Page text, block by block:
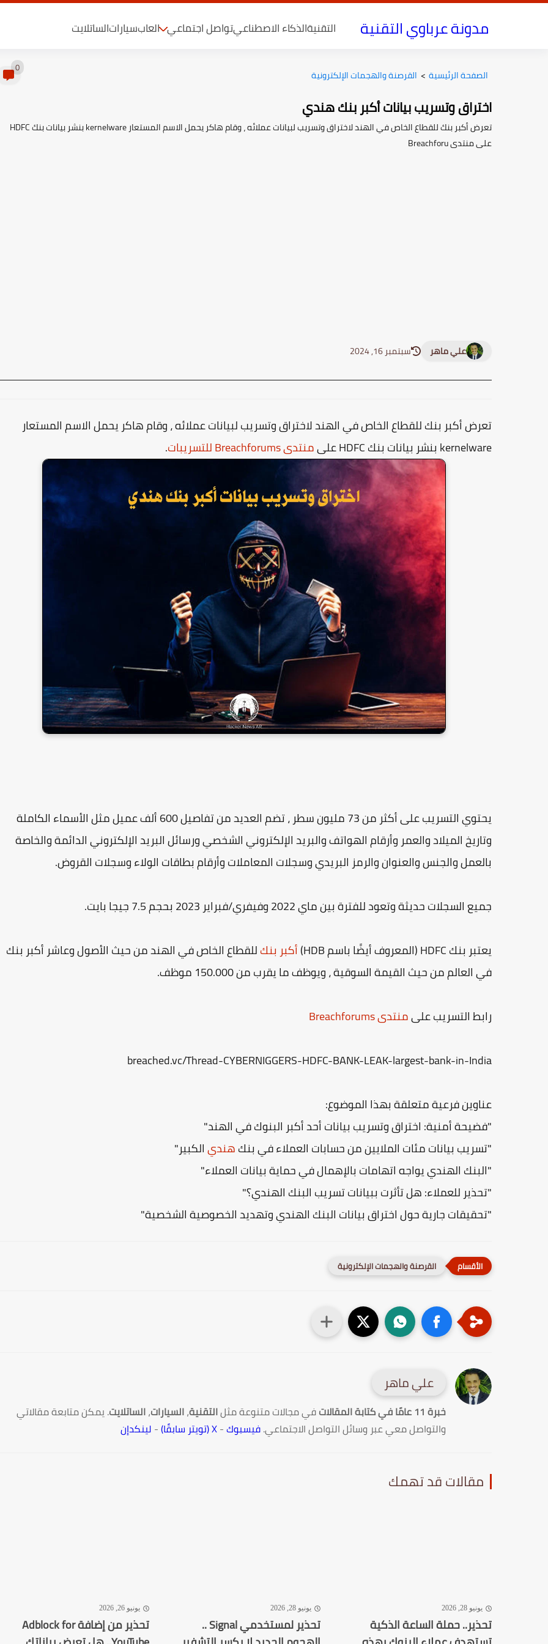
مدونة عرباوي التقنية التقنيةالذكاء الاصطناعيتواصل اجتماعي العابسياراتالساتلايت
الصفحة الرئيسية > القرصنة والهجمات الإلكترونية 0
اختراق وتسريب بيانات أكبر بنك هندي
تعرض أكبر بنك للقطاع الخاص في الهند لاختراق وتسريب لبيانات عملائه ، وقام هاكر يحمل الاسم المستعار kernelware بنشر بيانات بنك HDFC
على منتدى Breachforu
علي ماهر سبتمبر 16, 2024
تعرض أكبر بنك للقطاع الخاص في الهند لاختراق وتسريب لبيانات عملائه ، وقام هاكر يحمل الاسم المستعار
kernelware بنشر بيانات بنك HDFC على
منتدى Breachforums للتسريبات .
يحتوي التسريب على أكثر من 73 مليون سطر ، تضم العديد من تفاصيل 600 ألف عميل مثل الأسماء الكاملة
وتاريخ الميلاد والعمر وأرقام الهواتف والبريد الإلكتروني الشخصي ورسائل البريد الإلكتروني الدائمة والخاصة
بالعمل والجنس والعنوان والرمز البريدي وسجلات المعاملات وأرقام بطاقات الولاء وسجلات القروض.
جميع السجلات حديثة وتعود للفترة بين ماي 2022 وفيفري/فبراير 2023 بحجم 7.5 جيجا بايت.
يعتبر بنك HDFC (المعروف أيضًا باسم HDB) أكبر بنكللقطاع الخاص في الهند من حيث الأصول وعاشر أكبر بنك
في العالم من حيث القيمة السوقية ، ويوظف ما يقرب من 150.000 موظف.
رابط التسريب علىمنتدى Breachforums
breached.vc/Thread-CYBERNIGGERS-HDFC-BANK-LEAK-largest-bank-in-India
عناوين فرعية متعلقة بهذا الموضوع:
"فضيحة أمنية: اختراق وتسريب بيانات أحد أكبر البنوك في الهند"
"تسريب بيانات مئات الملايين من حسابات العملاء في بنكهنديالكبير"
"البنك الهندي يواجه اتهامات بالإهمال في حماية بيانات العملاء"
"تحذير للعملاء: هل تأثرت ببيانات تسريب البنك الهندي؟"
"تحقيقات جارية حول اختراق بيانات البنك الهندي وتهديد الخصوصية الشخصية"
القرصنة والهجمات الإلكترونية
علي ماهر
خبرة 11 عامًا في كتابة المقالات في مجالات متنوعة مثلالتقنية،السيارات،الساتلايت. يمكن متابعة مقالاتي
والتواصل معي عبر وسائل التواصل الاجتماعي.فيسبوك-X (تويتر سابقًا) - لينكدإن
مقالات قد تهمك
يونيو 28, 2026
تحذير.. حملة الساعة الذكية
يونيو 28, 2026
تحذير لمستخدمي Signal ..
يونيو 26, 2026
تحذير من إضافة Adblock for